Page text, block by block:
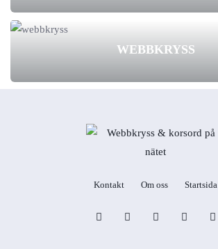
WEBBKRYSS
Kontakt Om oss Startsida